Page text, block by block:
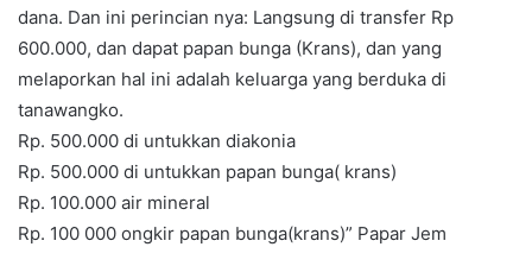
dana. Dan ini perincian nya: Langsung di transfer Rp
600.000, dan dapat papan bunga (Krans), dan yang
melaporkan hal ini adalah keluarga yang berduka di
tanawangko.
Rp. 500.000 di untukkan diakonia
Rp. 500.000 di untukkan papan bunga( krans)
Rp. 100.000 air mineral
Rp. 100 000 ongkir papan bunga(krans)” Papar Jem